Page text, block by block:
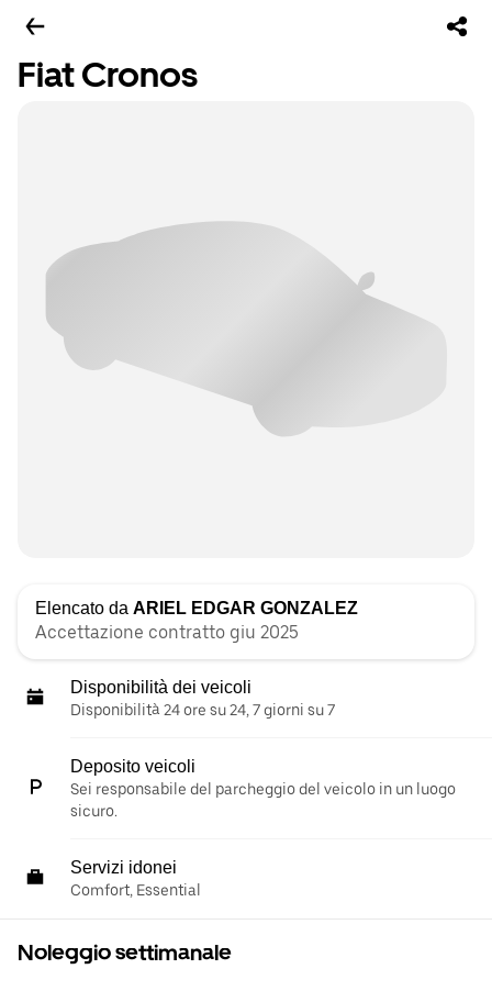
Fiat Cronos
Elencato da ARIEL EDGAR GONZALEZ
Accettazione contratto giu 2025
Disponibilità dei veicoli
Disponibilità 24 ore su 24, 7 giorni su 7
Deposito veicoli
Sei responsabile del parcheggio del veicolo in un luogo
sicuro.
Servizi idonei
Comfort, Essential
Noleggio settimanale